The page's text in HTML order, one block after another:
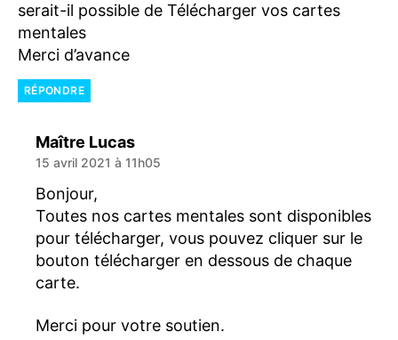
serait-il possible de Télécharger vos cartes
mentales
Merci d’avance
RÉPONDRE
Maître Lucasdit :
15 avril 2021 à 11h05
Bonjour,
Toutes nos cartes mentales sont disponibles
pour télécharger, vous pouvez cliquer sur le
bouton télécharger en dessous de chaque
carte.
Merci pour votre soutien.